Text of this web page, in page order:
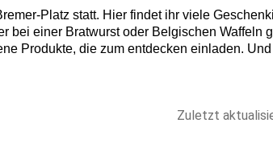
Platz statt. Hier findet ihr viele
bei einer Bratwurst oder Belgischen Waffeln
Produkte, die zum entdecken einladen.
Zuletzt